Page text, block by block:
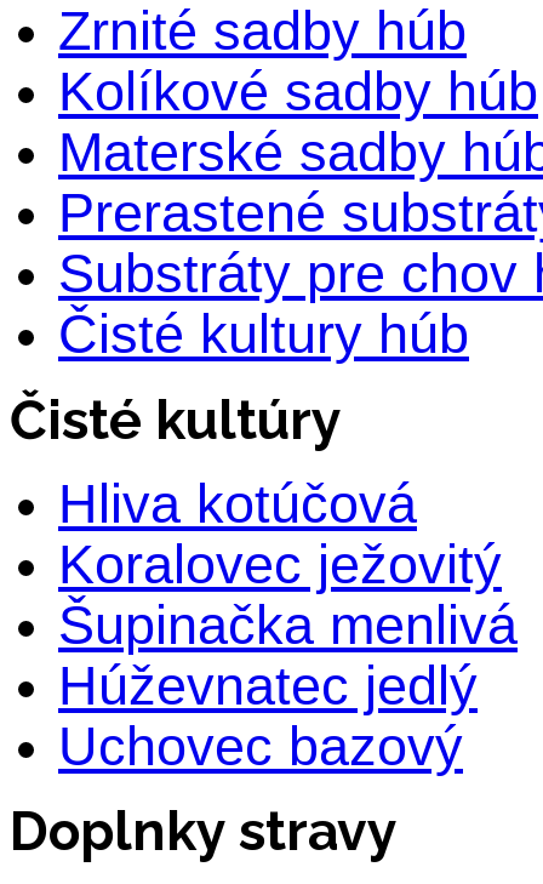
Zrnité sadby húb
Kolíkové sadby húb
Materské sadby
Prerastené
Substráty pre chov
Čisté kultury húb
Čisté kultúry
Hliva kotúčová
Koralovec ježovitý
Šupinačka menlivá
Húževnatec jedlý
Uchovec bazový
Doplnky stravy